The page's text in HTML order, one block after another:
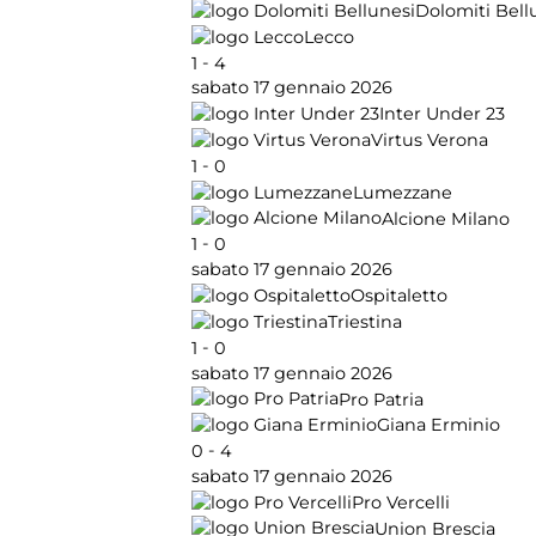
Dolomiti
Lecco
1 - 4
sabato 17 gennaio 2026
Inter Under 23
Virtus Verona
1 - 0
Lumezzane
Alcione Milano
1 - 0
sabato 17 gennaio 2026
Ospitaletto
Triestina
1 - 0
sabato 17 gennaio 2026
Pro Patria
Giana Erminio
0 - 4
sabato 17 gennaio 2026
Pro Vercelli
Union Brescia